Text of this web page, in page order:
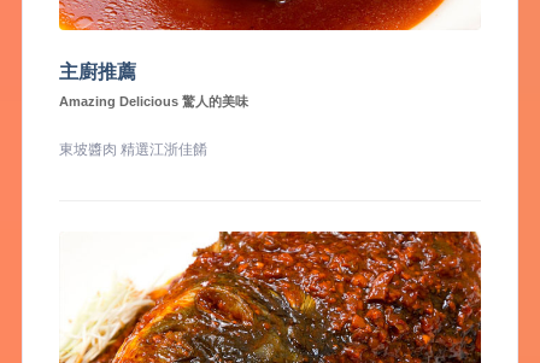
主廚推薦
Amazing Delicious 驚人的美味
東坡醬肉 精選江浙佳餚